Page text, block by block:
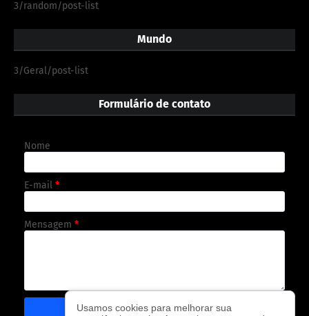
3/random/post-list
Mundo
3/Geral/post-list
Formulário de contato
Nome
E-mail *
Mensagem *
Usamos cookies para melhorar sua